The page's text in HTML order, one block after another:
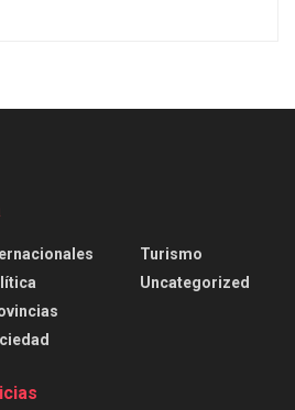
Turismo
Uncategorized